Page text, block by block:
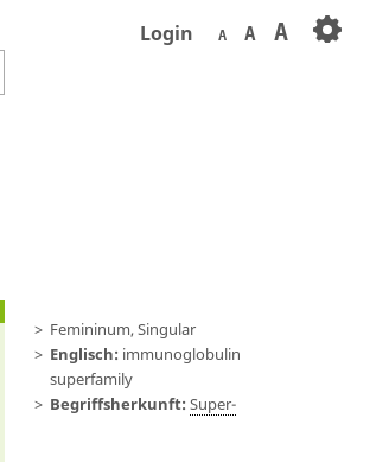
Login A A A
Femininum, Singular
Englisch: immunoglobulin
superfamily
Begriffsherkunft: Super-